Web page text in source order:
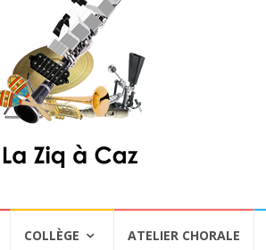
COLLÈGE ATELIER CHORALE